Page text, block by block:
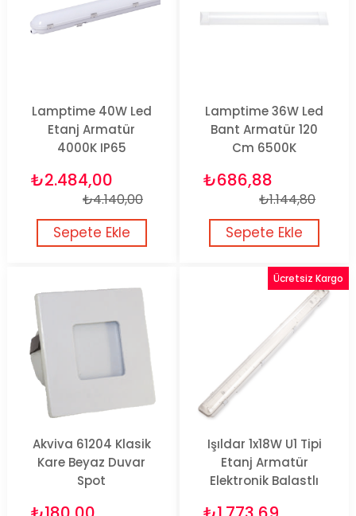
Lamptime 40W Led
Etanj Armatür
4000K IP65
₺2.484,00
₺4.140,00
Sepete Ekle
Lamptime 36W Led
Bant Armatür 120
Cm 6500K
₺686,88
₺1.144,80
Sepete Ekle
Akviva 61204 Klasik
Kare Beyaz Duvar
Spot
Işıldar 1x18W U1 Tipi
Etanj Armatür
Elektronik Balastlı
Ücretsiz Kargo